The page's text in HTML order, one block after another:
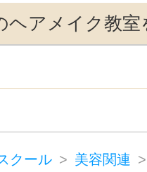
ィー(3)
(4)
コルギ(2)
ヘアメイク教室
クール
美容関連